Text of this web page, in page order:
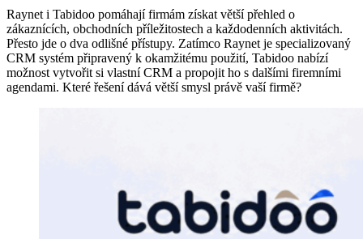
Raynet i Tabidoo pomáhají firmám získat větší přehled o
zákaznících, obchodních příležitostech a každodenních aktivitách.
Přesto jde o dva odlišné přístupy. Zatímco Raynet je specializovaný
CRM systém připravený k okamžitému použití, Tabidoo nabízí
možnost vytvořit si vlastní CRM a propojit ho s dalšími firemními
agendami. Které řešení dává větší smysl právě vaší firmě?